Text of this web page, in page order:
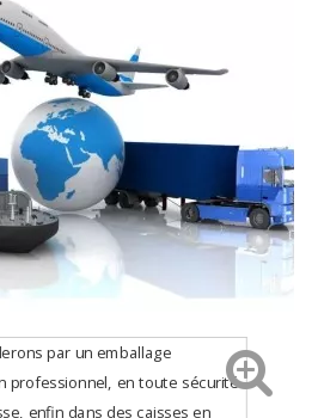
par un emballage
professionnel, en toute sécurité
enfin dans des caisses en